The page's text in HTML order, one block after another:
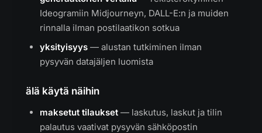
Ideogramiin Midjourneyn, DALL-E:n ja muiden
rinnalla ilman postilaatikon sotkua
yksityisyys — alustan tutkiminen ilman
pysyvän datajäljen luomista
älä käytä näihin
maksetut tilaukset — laskutus, laskut ja tilin
palautus vaativat pysyvän sähköpostin